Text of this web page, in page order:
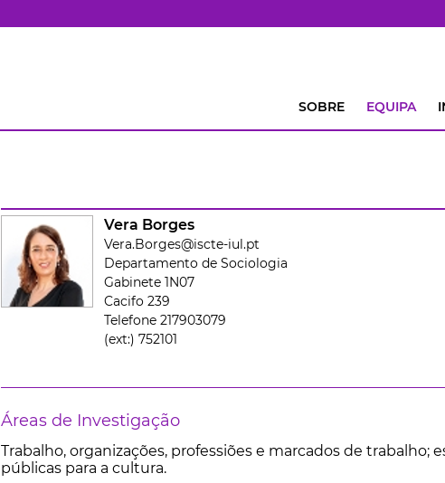
SOBRE EQUIPA
Vera Borges
Vera.Borges@iscte-iul.pt
Departamento de Sociologia
Gabinete 1N07
Cacifo 239
Telefone 217903079
(ext:) 752101
Áreas de Investigação
Trabalho, organizações, professiões e marcados de
públicas para a cultura.